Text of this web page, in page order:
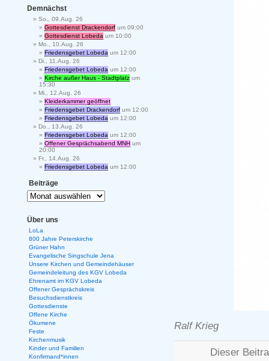
Ralf Krieg
Dieser
Demnächst
So., 09.Aug. 26
Gottesdienst Drackendorf um 09:00
Gottesdienst Lobeda um 10:00
Mo., 10.Aug. 26
Friedensgebet Lobeda um 12:00
Di., 11.Aug. 26
Friedensgebet Lobeda um 12:00
Kirche außer Haus - Stadtplatz um
15:30
Mi., 12.Aug. 26
Kleiderkammer geöffnet
Friedensgebet Drackendorf um 12:00
Friedensgebet Lobeda um 12:00
Do., 13.Aug. 26
Friedensgebet Lobeda um 12:00
Offener Gesprächsabend MNH um
20:00
Fr., 14.Aug. 26
Friedensgebet Lobeda um 12:00
Beiträge
Über uns
LoLa
800 Jahre Peterskirche
Grüner Hahn
Evangelische Singschule Jena
Unsere Kirchen und Gemeindehäuser
Gemeindeleitung des KGV Lobeda
Ehrenamt im KGV Lobeda
Offener Gesprächskreis
Besuchsdienstkreis
Gottesdienste
Offene Kirche
Ökumene
Feste
Kirchenmusik
Kinder und Familien
Konfirmand*innen